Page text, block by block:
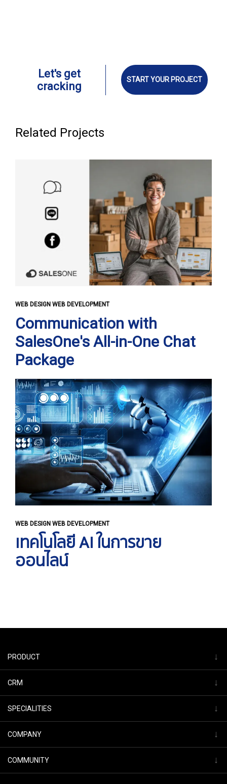
Let's get
cracking
START YOUR PROJECT
Related Projects
WEB DESIGN WEB DEVELOPMENT
Communication with
SalesOne's All-in-One Chat
Package
WEB DESIGN WEB DEVELOPMENT
เทคโนโลยี AI ในการขาย
ออนไลน์
PRODUCT ↓
CRM ↓
SPECIALITIES ↓
COMPANY ↓
COMMUNITY ↓